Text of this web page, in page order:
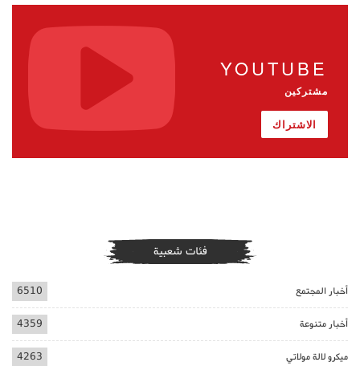
YOUTUBE
مشتركين
الاشتراك
فئات شعبية
أخبار المجتمع 6510
أخبار متنوعة 4359
ميكرو لالة مولاتي 4263